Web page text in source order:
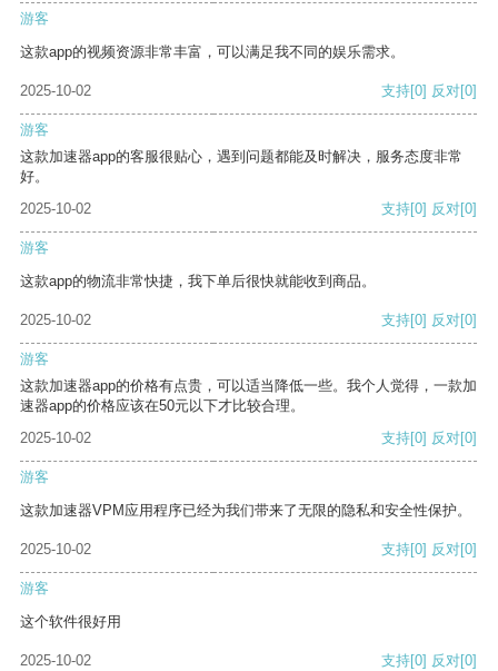
游客
这款app的视频资源非常丰富，可以满足我不同的娱乐需求。
2025-10-02 支持[0] 反对[0]
游客
这款加速器app的客服很贴心，遇到问题都能及时解决，服务态度非常
好。
2025-10-02
支持[0] 反对[0]
游客
这款app的物流非常快捷，我下单后很快就能收到商品。
2025-10-02 支持[0] 反对[0]
游客
这款加速器app的价格有点贵，可以适当降低一些。我个人觉得，一款加
速器app的价格应该在50元以下才比较合理。
2025-10-02
支持[0] 反对[0]
游客
这款加速器VPM应用程序已经为我们带来了无限的隐私和安全性保护。
2025-10-02 支持[0] 反对[0]
游客
这个软件很好用
2025-10-02 支持[0] 反对[0]